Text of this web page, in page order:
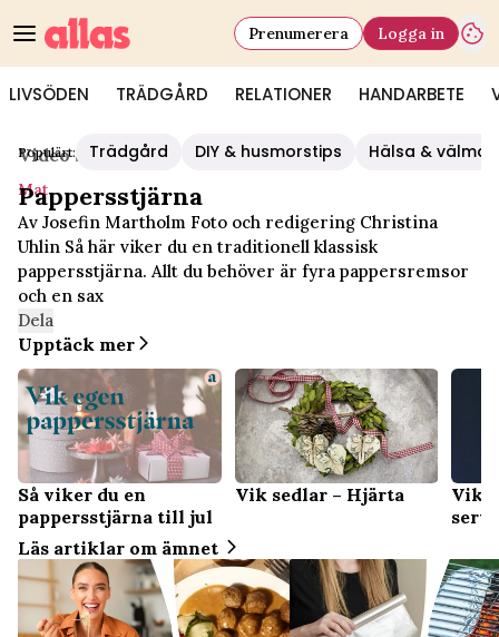
LIVSÖDEN TRÄDGÅRD RELATIONER HANDARBETE
Prenumerera Logga in
Populärt: Trädgård DIY & husmorstips Hälsa &
Video Start/Mat
Mat
Pappersstjärna
Av Josefin Martholm Foto och redigering Christina
Uhlin Så här viker du en traditionell klassisk
pappersstjärna. Allt du behöver är fyra pappersremsor
och en sax
Dela
Upptäck mer
Så viker du en
pappersstjärna till jul
Vik sedlar – Hjärta
Vik
Läs artiklar om ämnet